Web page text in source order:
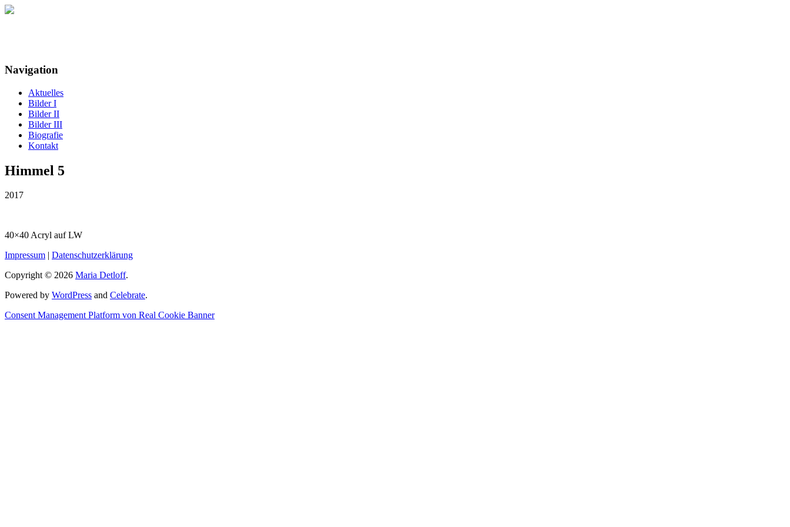
Navigation
Aktuelles
Bilder I
Bilder II
Bilder III
Biografie
Kontakt
Himmel 5
2017
40×40 Acryl auf LW
Impressum | Datenschutzerklärung
Copyright © 2026 Maria Detloff.
Powered by WordPress and Celebrate.
Consent Management Platform von Real Cookie Banner